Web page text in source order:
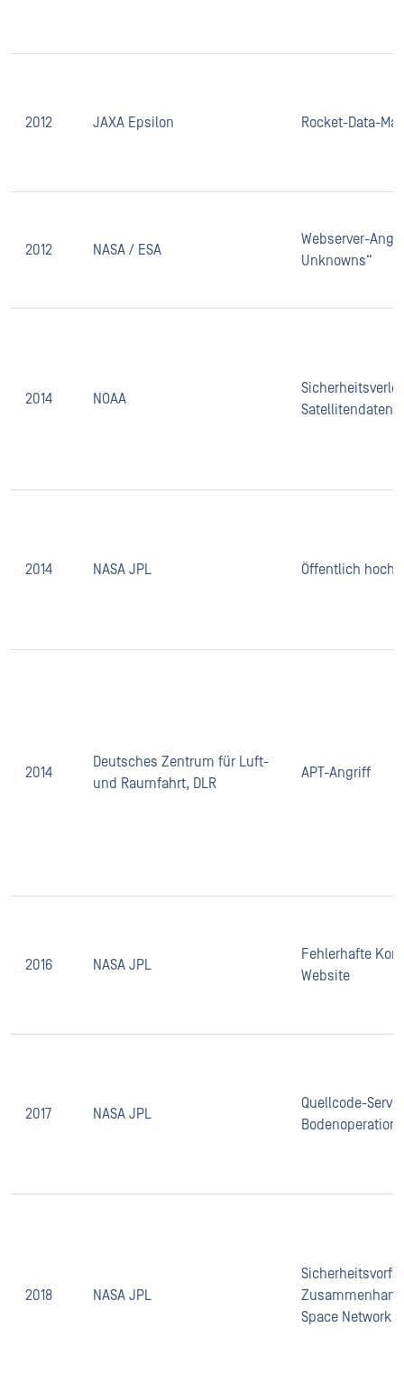
2012 JAXA Epsilon Rocket-Data-
2012 NASA / ESA
Webserver-
Unknowns“
2014 NOAA
2014 NASA JPL Öffentlich
2014
Deutsches Zentrum für Luft-
und Raumfahrt, DLR
APT-Angriff
2016 NASA JPL
Fehlerhafte
Website
2017 NASA JPL
Quellcode-
2018 NASA JPL
Space Network